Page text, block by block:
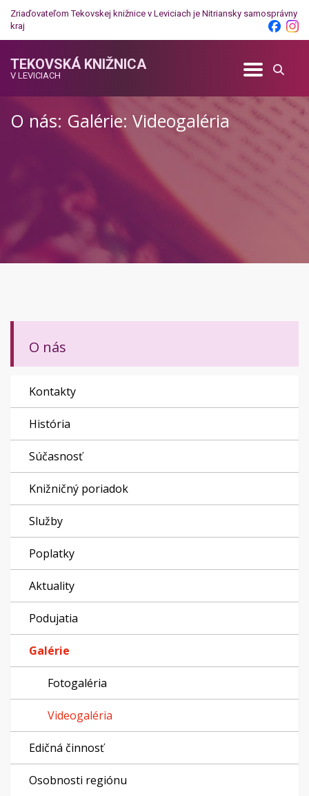
Zriaďovateľom Tekovskej knižnice v Leviciach je Nitriansky samosprávny
kraj
TEKOVSKÁ KNIŽNICA
V LEVICIACH
O nás: Galérie: Videogaléria
O nás
Kontakty
História
Súčasnosť
Knižničný poriadok
Služby
Poplatky
Aktuality
Podujatia
Galérie
Fotogaléria
Videogaléria
Edičná činnosť
Osobnosti regiónu